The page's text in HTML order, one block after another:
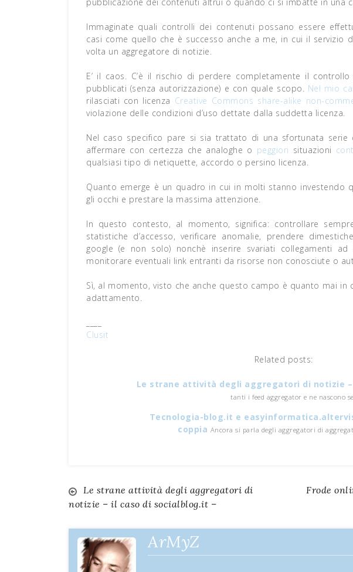
Immaginate quali controlli dei contenuti possano essere
casi come quello che è successo anche a me, in cui il servizio
volta un aggregatore di notizie.
E’ il caos. C’è il rischio di perdere completamente il
pubblicati (senza autorizzazione) e con quale scopo. Nel mio
rilasciati con licenza Creative Commons share-alike non-
violazione delle condizioni d’uso dettate dalla suddetta licenza.
Nel caso specifico pare si sia trattato di una sfortunata serie
affermare con certezza che analoghe o peggiori situazioni
qualsiasi tipo di netiquette, accordo o persino licenza.
Quanto emerge è un quadro in cui in molti stanno investendo
gli occhi e prestare la massima attenzione.
In questo contesto, al momento, significa: controllare
statistiche d’accesso, verificare anomalie, prendere
google (e non solo) nonchè inserire svariati collegamenti
monitorare eventuali link entranti da risorse non conosciute o
Sì, al momento, visto che anche questo campo è quanto mai in
adattamento.
Clusit
Related posts:
Le strane attività degli aggregatori di notizie
tanti i feed aggregator e ne nascono
Tecnologia-blog.it e
coppia Ancora si parla degli aggregatori di
Navigazione
articoli
Le strane attività degli aggregatori di
notizie – il caso di socialblog.it –
Frode
ArMyZ